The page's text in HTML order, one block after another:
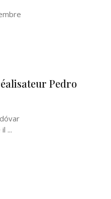
Pedro
...